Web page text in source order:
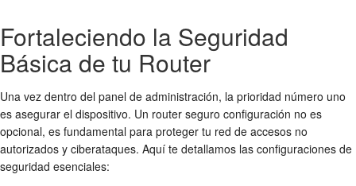
Fortaleciendo la Seguridad
Básica de tu Router
Una vez dentro del panel de administración, la prioridad número uno
es asegurar el dispositivo. Un router seguro configuración no es
opcional, es fundamental para proteger tu red de accesos no
autorizados y ciberataques. Aquí te detallamos las configuraciones de
seguridad esenciales: